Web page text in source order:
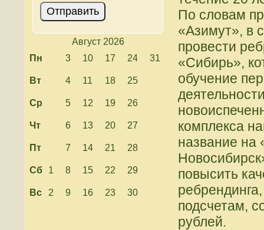
Август 2026
Пн
3 10 17 24 31
Вт 4 11 18 25
Ср 5 12 19 26
Чт 6 13 20 27
Пт 7 14 21 28
Сб 1 8 15 22 29
Вс 2 9 16 23 30
По словам
«Азимут», в
провести
«Сибирь»,
обучение
комплекса
название на
повысить
подсчетам,
рублей.